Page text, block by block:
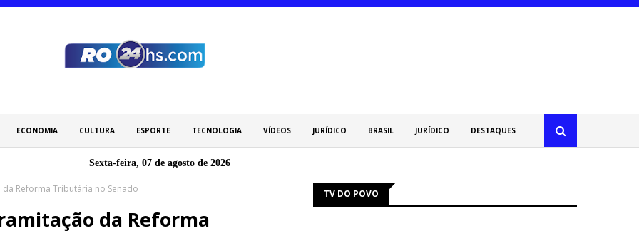
ECONOMIA CULTURA ESPORTE TECNOLOGIA VÍDEOS JURÍDICO BRASIL JURÍDICO DESTAQUES
Sexta-feira, 07 de agosto de 2026
Reforma Tributária no Senado
da Reforma
TV DO POVO